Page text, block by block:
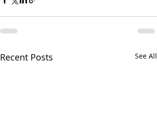
Recent Posts See All